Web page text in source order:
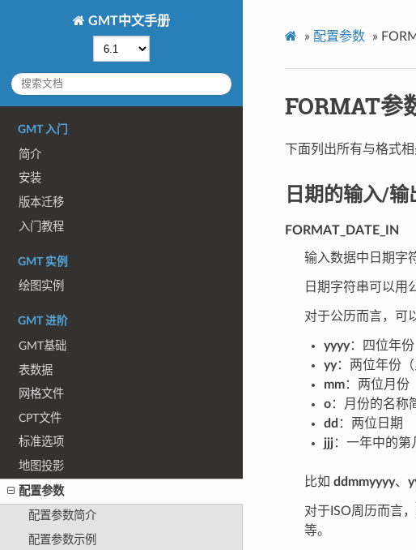
GMT中文手册
GMT 入门
简介
安装
版本迁移
入门教程
GMT 实例
绘图实例
GMT 进阶
GMT基础
表数据
网格文件
CPT文件
标准选项
地图投影
配置参数
配置参数简介
配置参数示例
» 配置参数 »
FORMAT参
下面列出所有与格式
日期的输入/
FORMAT_DATE_IN
输入数据中日期字
日期字符串可以用
对于公历而言，可
yyyy：四位年份
yy：两位年份（
mm：两位月份
o：月份的名称
dd ：两位日期
jjj：一年中的第
比如 ddmmyyyy、
对于ISO周历而言
等。